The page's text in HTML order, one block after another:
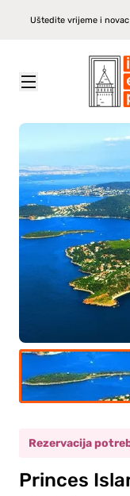
Uštedite vrijeme i
Istanbul Explorer Pass \
Rezervacija
Princes
(12+)